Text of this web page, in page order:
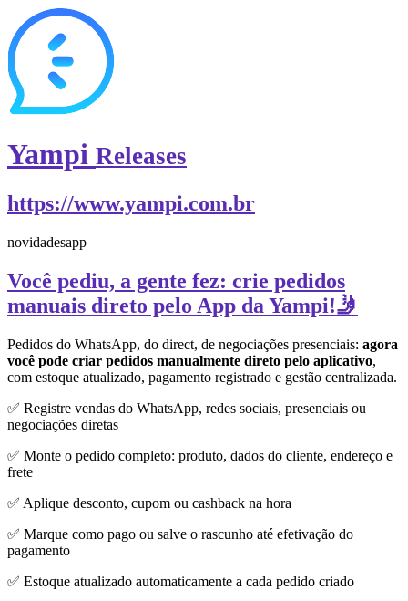
Yampi Releases
https://www.yampi.com.br
novidadesapp
Você pediu, a gente fez: crie pedidos
manuais direto pelo App da Yampi!🤳
Pedidos do WhatsApp, do direct, de negociações presenciais: agora
você pode criar pedidos manualmente direto pelo aplicativo,
com estoque atualizado, pagamento registrado e gestão centralizada.
✅ Registre vendas do WhatsApp, redes sociais, presenciais ou
negociações diretas
✅ Monte o pedido completo: produto, dados do cliente, endereço e
frete
✅ Aplique desconto, cupom ou cashback na hora
✅ Marque como pago ou salve o rascunho até efetivação do
pagamento
✅ Estoque atualizado automaticamente a cada pedido criado